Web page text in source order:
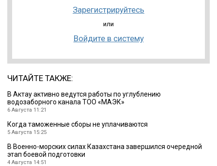
Зарегистрируйтесь
или
Войдите в систему
ЧИТАЙТЕ ТАКЖЕ:
В Актау активно ведутся работы по углублению
водозаборного канала ТОО «МАЭК»
6 Августа 11:21
Когда таможенные сборы не уплачиваются
5 Августа 15:25
В Военно-морских силах Казахстана завершился очередной
этап боевой подготовки
4 Августа 14:51